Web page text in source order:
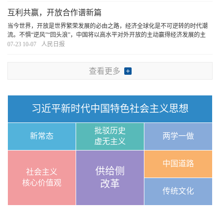
互利共赢，开放合作谱新篇
当今世界，开放是世界繁荣发展的必由之路，经济全球化是不可逆转的时代潮
流。不惧“逆风”“回头浪”，中国将以高水平对外开放的主动赢得经济发展的主
动、赢得国际竞争的主动，以中国式现代化新成就为世界发展提供新机遇。
07-23 10-07 人民日报
查看更多
习近平新时代中国特色社会主义思想
新常态
批驳历史
虚无主义
两学一做
社会主义
核心价值观
供给侧
改革
中国道路
传统文化